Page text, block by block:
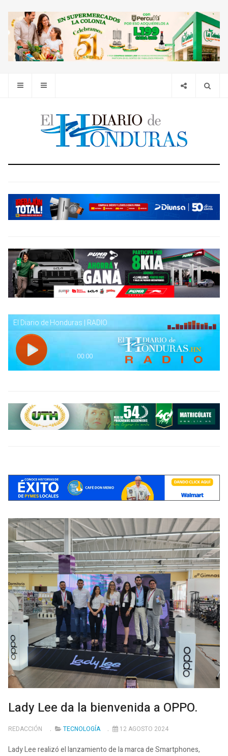
Lady Lee da la bienvenida a OPPO.
REDACCIÓN TECNOLOGÍA 12 AGOSTO 2024
Lady Lee realizó el lanzamiento de la marca de Smartphones,